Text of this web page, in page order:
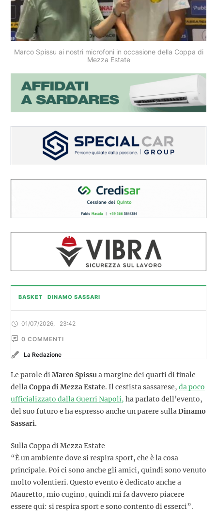
Marco Spissu ai nostri microfoni in occasione della Coppa di
Mezza Estate
BASKET DINAMO SASSARI
01/07/2026 23:42
0 COMMENTI
La Redazione
Le parole diMarco Spissua margine dei quarti di finale
dellaCoppa di Mezza Estate. Il cestista sassarese, da poco
ufficializzato dalla Guerri Napoli, ha parlato dell’evento,
del suo futuro e ha espresso anche un parere sullaDinamo
Sassari.
Sulla Coppa di Mezza Estate
“È un ambiente dove si respira sport, che è la cosa
principale. Poi ci sono anche gli amici, quindi sono venuto
molto volentieri. Questo evento è dedicato anche a
Mauretto, mio cugino, quindi mi fa davvero piacere
essere qui: si respira sport e sono contento di esserci”.